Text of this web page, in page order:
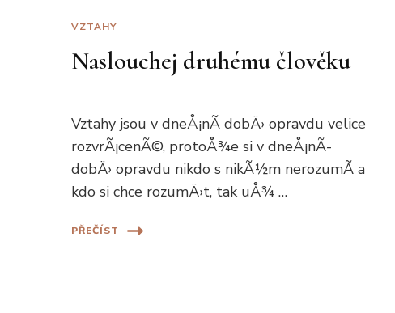
VZTAHY
Naslouchej druhému člověku
Vztahy jsou v dneÅ¡nÃ­ dobÄ› opravdu velice
rozvrÃ¡cenÃ©, protoÅ¾e si v dneÅ¡nÃ­
dobÄ› opravdu nikdo s nikÃ½m nerozumÃ­ a
kdo si chce rozumÄ›t, tak uÅ¾ …
PŘEČÍST